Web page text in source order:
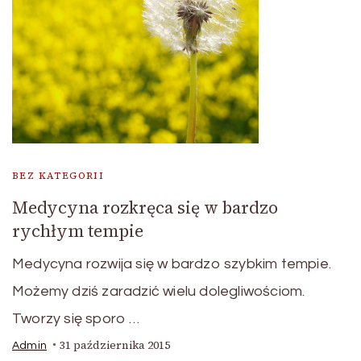
BEZ KATEGORII
Medycyna rozkręca się w bardzo
rychłym tempie
Medycyna rozwija się w bardzo szybkim tempie.
Możemy dziś zaradzić wielu dolegliwościom.
Tworzy się sporo …
Admin 31 października 2015